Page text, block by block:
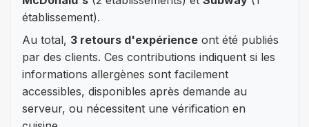
établissement).
Au total, 3 retours d'expérience ont été publiés
par des clients. Ces contributions indiquent si les
informations allergènes sont facilement
accessibles, disponibles après demande au
serveur, ou nécessitent une vérification en